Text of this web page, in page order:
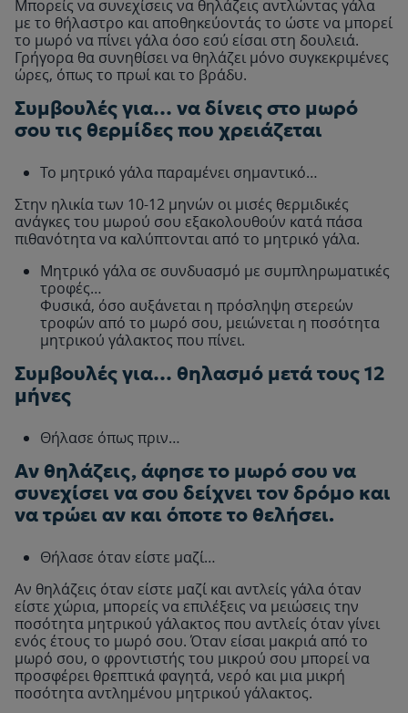
Μπορείς να συνεχίσεις να θηλάζεις αντλώντας γάλα
με το θήλαστρο και αποθηκεύοντάς το ώστε να μπορεί
το μωρό να πίνει γάλα όσο εσύ είσαι στη δουλειά.
Γρήγορα θα συνηθίσει να θηλάζει μόνο συγκεκριμένες
ώρες, όπως το πρωί και το βράδυ.
Συμβουλές για… να δίνεις στο μωρό
σου τις θερμίδες που χρειάζεται
Το μητρικό γάλα παραμένει σημαντικό…
Στην ηλικία των 10-12 μηνών οι μισές θερμιδικές
ανάγκες του μωρού σου εξακολουθούν κατά πάσα
πιθανότητα να καλύπτονται από το μητρικό γάλα.
Μητρικό γάλα σε συνδυασμό με συμπληρωματικές
τροφές…
Φυσικά, όσο αυξάνεται η πρόσληψη στερεών
τροφών από το μωρό σου, μειώνεται η ποσότητα
μητρικού γάλακτος που πίνει.
Συμβουλές για… θηλασμό μετά τους 12
μήνες
Θήλασε όπως πριν…
Αν θηλάζεις, άφησε το μωρό σου να
συνεχίσει να σου δείχνει τον δρόμο και
να τρώει αν και όποτε το θελήσει.
Θήλασε όταν είστε μαζί…
Αν θηλάζεις όταν είστε μαζί και αντλείς γάλα όταν
είστε χώρια, μπορείς να επιλέξεις να μειώσεις την
ποσότητα μητρικού γάλακτος που αντλείς όταν γίνει
ενός έτους το μωρό σου. Όταν είσαι μακριά από το
μωρό σου, ο φροντιστής του μικρού σου μπορεί να
προσφέρει θρεπτικά φαγητά, νερό και μια μικρή
ποσότητα αντλημένου μητρικού γάλακτος.